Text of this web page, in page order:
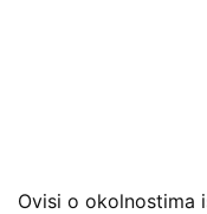
Ovisi o okolnostima